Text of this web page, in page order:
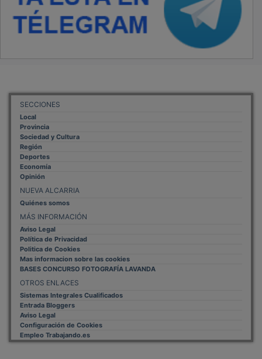
SECCIONES
Local
Provincia
Sociedad y Cultura
Región
Deportes
Economía
Opinión
NUEVA ALCARRIA
Quiénes somos
MÁS INFORMACIÓN
Aviso Legal
Política de Privacidad
Politica de Cookies
Mas informacion sobre las cookies
BASES CONCURSO FOTOGRAFÍA LAVANDA
OTROS ENLACES
Sistemas Integrales Cualificados
Entrada Bloggers
Aviso Legal
Configuración de Cookies
Empleo Trabajando.es